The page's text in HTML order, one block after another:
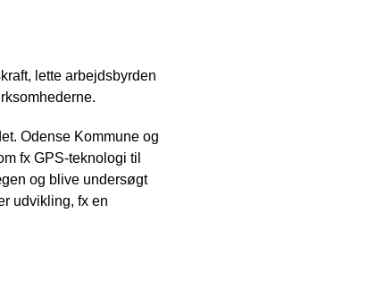
lette arbejdsbyrden
Odense Kommune og
fx GPS-teknologi til
og blive undersøgt
udvikling, fx en